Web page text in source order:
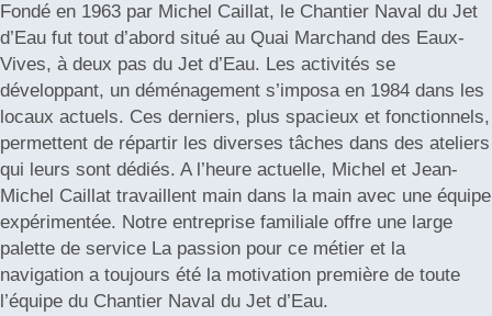
Fondé en 1963 par Michel Caillat, le Chantier Naval du Jet
d’Eau fut tout d’abord situé au Quai Marchand des Eaux-
Vives, à deux pas du Jet d’Eau. Les activités se
développant, un déménagement s’imposa en 1984 dans les
locaux actuels. Ces derniers, plus spacieux et fonctionnels,
permettent de répartir les diverses tâches dans des ateliers
qui leurs sont dédiés. A l’heure actuelle, Michel et Jean-
Michel Caillat travaillent main dans la main avec une équipe
expérimentée. Notre entreprise familiale offre une large
palette de service La passion pour ce métier et la
navigation a toujours été la motivation première de toute
l’équipe du Chantier Naval du Jet d’Eau.